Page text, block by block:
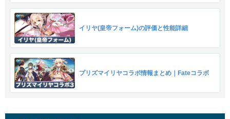
イリヤ(皇帝フォーム)の評価と性能詳細
プリズマイリヤコラボ情報まとめ｜Fateコラボ